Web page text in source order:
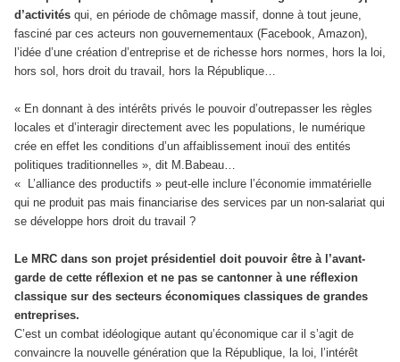
d’activités qui, en période de chômage massif, donne à tout jeune,
fasciné par ces acteurs non gouvernementaux (Facebook, Amazon),
l’idée d’une création d’entreprise et de richesse hors normes, hors la loi,
hors sol, hors droit du travail, hors la République…
« En donnant à des intérêts privés le pouvoir d’outrepasser les règles
locales et d’interagir directement avec les populations, le numérique
crée en effet les conditions d’un affaiblissement inouï des entités
politiques traditionnelles », dit M.Babeau…
« L’alliance des productifs » peut-elle inclure l’économie immatérielle
qui ne produit pas mais financiarise des services par un non-salariat qui
se développe hors droit du travail ?
Le MRC dans son projet présidentiel doit pouvoir être à l’avant-
garde de cette réflexion et ne pas se cantonner à une réflexion
classique sur des secteurs économiques classiques de grandes
entreprises.
C’est un combat idéologique autant qu’économique car il s’agit de
convaincre la nouvelle génération que la République, la loi, l’intérêt